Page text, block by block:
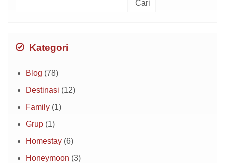
Kategori
Blog (78)
Destinasi (12)
Family (1)
Grup (1)
Homestay (6)
Honeymoon (3)